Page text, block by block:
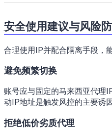
安全使用建议与风险
合理使用IP并配合隔离手段，
避免频繁切换
账号应与固定的马来西亚代理
动IP地址是触发风控的主要诱因
拒绝低价劣质代理